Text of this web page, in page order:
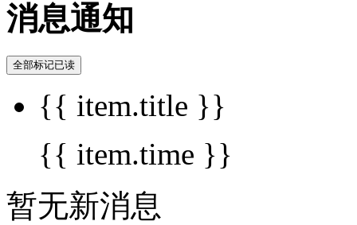
消息通知
全部标记已读
{{ item.title }}
{{ item.time }}
暂无新消息